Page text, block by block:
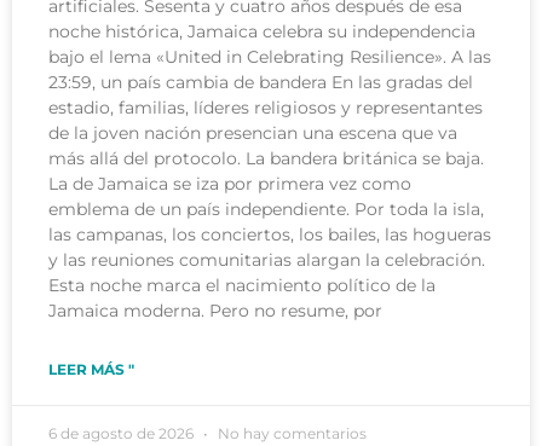
artificiales. Sesenta y cuatro años después de esa
noche histórica, Jamaica celebra su independencia
bajo el lema «United in Celebrating Resilience». A las
23:59, un país cambia de bandera En las gradas del
estadio, familias, líderes religiosos y representantes
de la joven nación presencian una escena que va
más allá del protocolo. La bandera británica se baja.
La de Jamaica se iza por primera vez como
emblema de un país independiente. Por toda la isla,
las campanas, los conciertos, los bailes, las hogueras
y las reuniones comunitarias alargan la celebración.
Esta noche marca el nacimiento político de la
Jamaica moderna. Pero no resume, por
LEER MÁS "
6 de agosto de 2026 No hay comentarios